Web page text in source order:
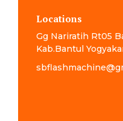
Locations
Gg Nariratih Rt05
Kab.Bantul